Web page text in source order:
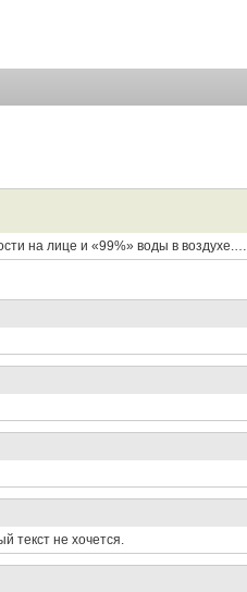
на лице и «99%» воды в воздухе.…
текст не хочется.